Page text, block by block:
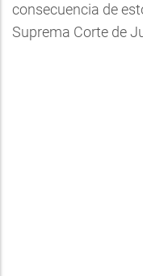
consecuencia de
Suprema Corte de